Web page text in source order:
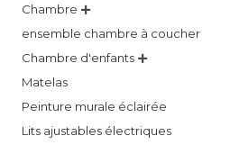
Chambre 
ensemble chambre à coucher
Chambre d'enfants 
Matelas
Peinture murale éclairée
Lits ajustables électriques